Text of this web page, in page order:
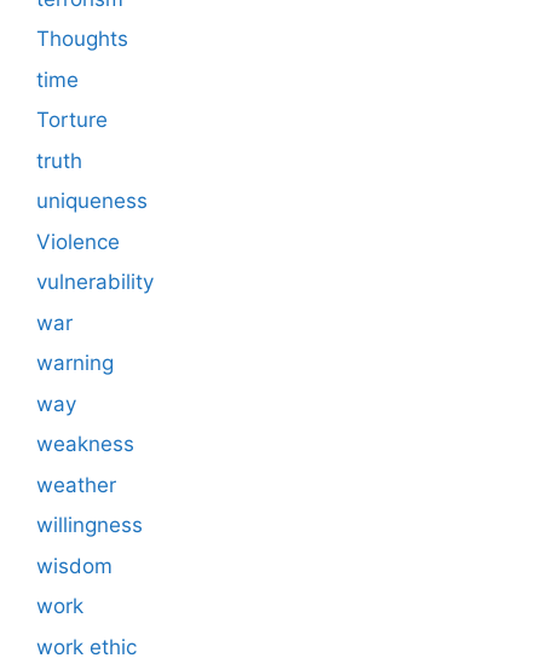
Thoughts
time
Torture
truth
uniqueness
Violence
vulnerability
war
warning
way
weakness
weather
willingness
wisdom
work
work ethic